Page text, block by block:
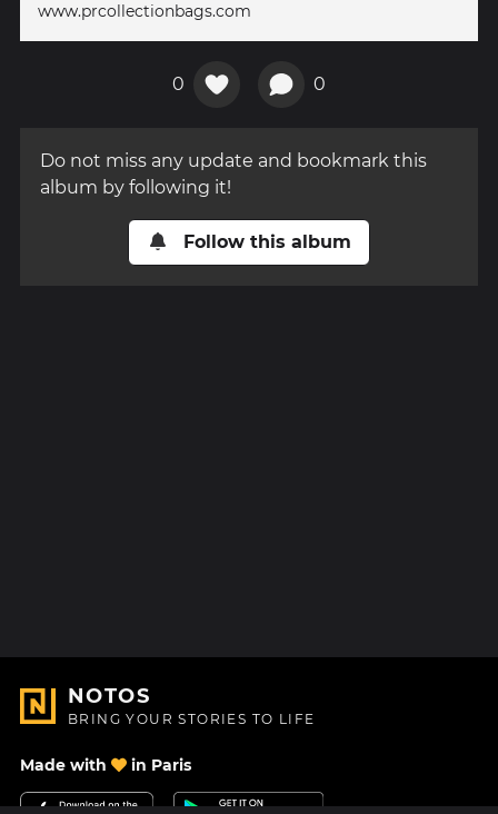
www.prcollectionbags.com
0 0
Do not miss any update and bookmark this
album by following it!
Follow this album
NOTOS
BRING YOUR STORIES TO LIFE
Made with in Paris